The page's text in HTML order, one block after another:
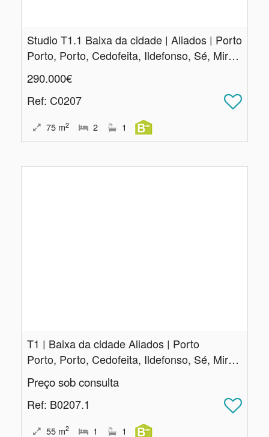
Studio T1.​1 Baixa da cidade | Aliados | Porto
Porto, Porto, Cedofeita, Ildefonso, Sé, Miragaia, Nicolau, Vitória
290.000€
Ref: C0207
75 m2 2 1
T1 | Baixa da cidade Aliados | Porto
Porto, Porto, Cedofeita, Ildefonso, Sé, Miragaia, Nicolau, Vitória
Preço sob consulta
Ref: B0207.1
55 m2 1 1